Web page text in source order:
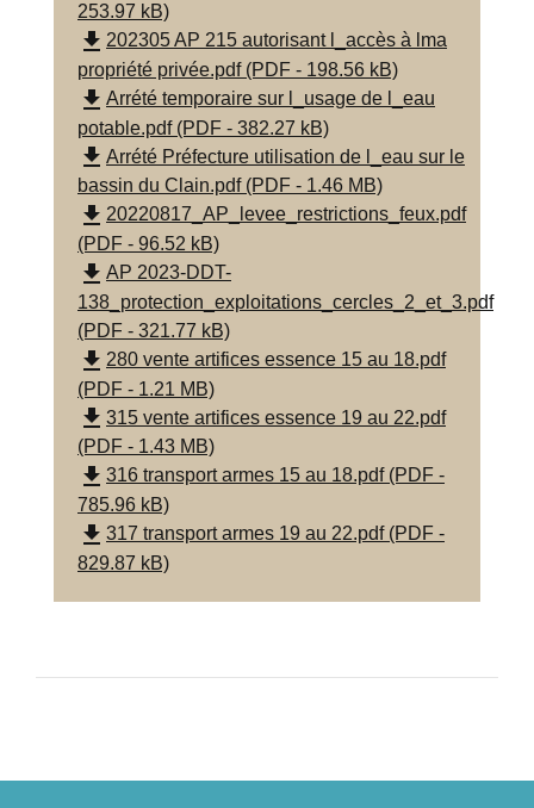
253.97 kB)
file_download 202305 AP 215 autorisant l_accès à lma
propriété privée.pdf (PDF - 198.56 kB)
file_download Arrété temporaire sur l_usage de l_eau
potable.pdf (PDF - 382.27 kB)
file_download Arrété Préfecture utilisation de l_eau sur le
bassin du Clain.pdf (PDF - 1.46 MB)
file_download 20220817_AP_levee_restrictions_feux.pdf
(PDF - 96.52 kB)
file_download AP 2023-DDT-
138_protection_exploitations_cercles_2_et_3.pdf
(PDF - 321.77 kB)
file_download 280 vente artifices essence 15 au 18.pdf
(PDF - 1.21 MB)
file_download 315 vente artifices essence 19 au 22.pdf
(PDF - 1.43 MB)
file_download 316 transport armes 15 au 18.pdf (PDF -
785.96 kB)
file_download 317 transport armes 19 au 22.pdf (PDF -
829.87 kB)